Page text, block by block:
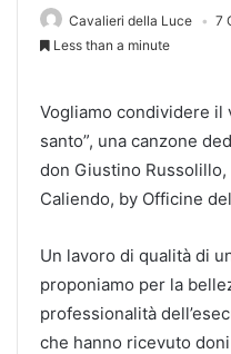
Cavalieri della Luce 7
Less than a minute
Vogliamo condividere il
santo”, una canzone
don Giustino
Caliendo, by Officine
Un lavoro di qualità di
proponiamo per la
professionalità
che hanno ricevuto